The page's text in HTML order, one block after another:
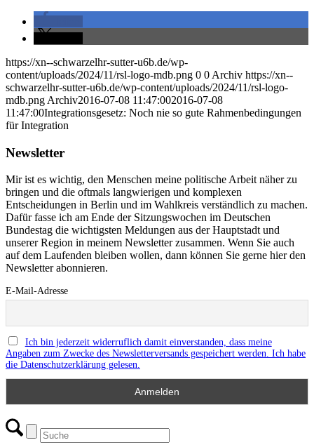
https://xn--schwarzelhr-sutter-u6b.de/wp-
content/uploads/2024/11/rsl-logo-mdb.png 0 0 Archiv https://xn--
schwarzelhr-sutter-u6b.de/wp-content/uploads/2024/11/rsl-logo-
mdb.png Archiv2016-07-08 11:47:002016-07-08
11:47:00Integrationsgesetz: Noch nie so gute Rahmenbedingungen
für Integration
Newsletter
Mir ist es wichtig, den Menschen meine politische Arbeit näher zu
bringen und die oftmals langwierigen und komplexen
Entscheidungen in Berlin und im Wahlkreis verständlich zu machen.
Dafür fasse ich am Ende der Sitzungswochen im Deutschen
Bundestag die wichtigsten Meldungen aus der Hauptstadt und
unserer Region in meinem Newsletter zusammen. Wenn Sie auch
auf dem Laufenden bleiben wollen, dann können Sie gerne hier den
Newsletter abonnieren.
E-Mail-Adresse
Ich bin jederzeit widerruflich damit einverstanden, dass meine
Angaben zum Zwecke des Newsletterversands gespeichert werden. Ich habe
die Datenschutzerklärung gelesen.